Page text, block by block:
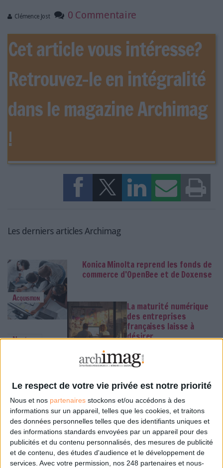
Le respect de votre vie privée est notre priorité
Nous et nos partenaires stockons et/ou accédons à des
informations sur un appareil, telles que les cookies, et traitons
des données personnelles telles que des identifiants uniques et
des informations standards envoyées par un appareil pour des
publicités et du contenu personnalisés, des mesures de publicité
et de contenu, des études d'audience et le développement de
services. Avec votre permission, nos 248 partenaires et nous-
Clémence Jost 0 Commentaire
Cet article vous intéresse?
Retrouvez-le en intégralité
dans le magazine Archimag
!
Les derniers articles Archimag
Acquisition
Konica Minolta reprend les fonds de
commerce d’OpenBee et de Doxense
Numérique
La maturité numérique
des entreprises
françaises laisse à
désirer
Live
Des archives inédites de Led
Zeppelin refont surface
Classement
La bibliothèque de Lille
confie son récolement
et son catalogage à
AureXus